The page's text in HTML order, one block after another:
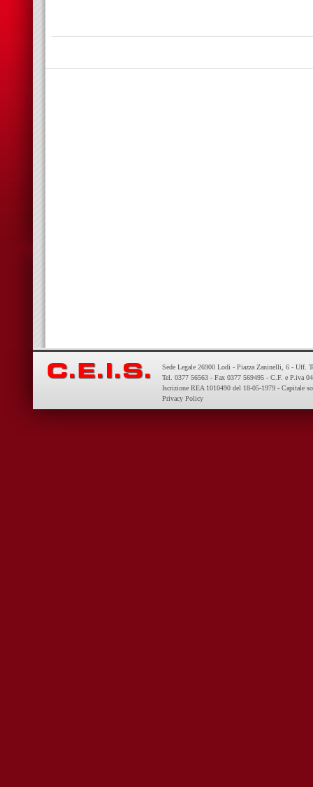
Sede Legale 26900 Lodi - Piazza Zaninelli, 6 - Uff.
Tel. 0377 56563 - Fax 0377 569495 - C.F. e P.iva
Iscrizione REA 1010490 del 18-05-1979 - Capitale
Privacy Policy